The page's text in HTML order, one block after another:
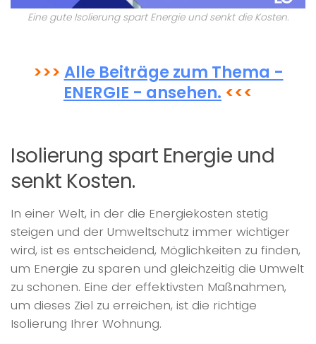
Eine gute Isolierung spart Energie und senkt die Kosten.
>>> Alle Beiträge zum Thema -
ENERGIE - ansehen. <<<
Isolierung spart Energie und
senkt Kosten.
In einer Welt, in der die Energiekosten stetig
steigen und der Umweltschutz immer wichtiger
wird, ist es entscheidend, Möglichkeiten zu finden,
um Energie zu sparen und gleichzeitig die Umwelt
zu schonen. Eine der effektivsten Maßnahmen,
um dieses Ziel zu erreichen, ist die richtige
Isolierung Ihrer Wohnung.